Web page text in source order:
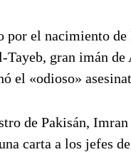
por el nacimiento de
Tayeb, gran imán de
el «odioso»
de Pakisán, Imran
carta a los jefes